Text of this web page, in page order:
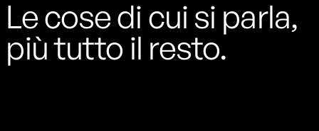
Cultura
Internet
Lifestyle
Contatti
Mediakit
Jobs
Cookie Policy